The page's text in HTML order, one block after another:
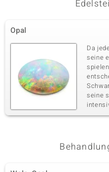
Opal
Da
seine
seine